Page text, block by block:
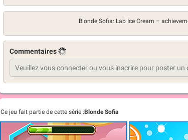
Blonde Sofia: Lab Ice Cream –
Commentaires
Ce jeu fait partie de cette série :Blonde Sofia